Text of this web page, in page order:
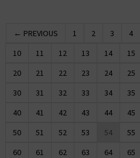
← PREVIOUS 1 2 3 4
10
11 12 13 14 15
20
21 22 23 24 25
30
31 32 33 34 35
40
41 42 43 44 45
50
51 52 53 54 55
60
61 62 63 64 65